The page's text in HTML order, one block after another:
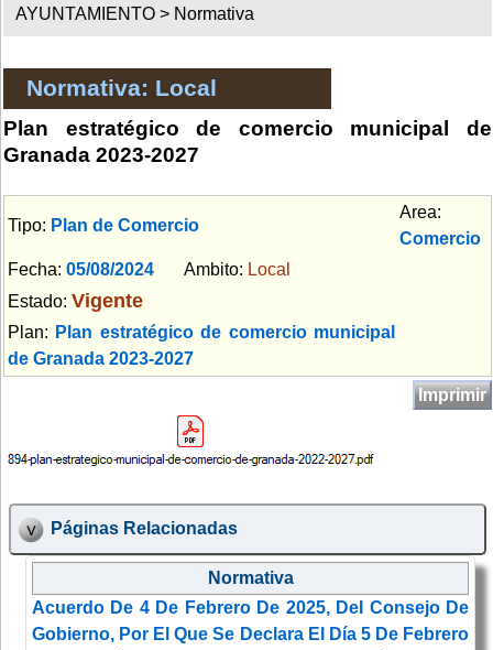
AYUNTAMIENTO > Normativa
Normativa: Local
Plan estratégico de comercio municipal de
Granada 2023-2027
Tipo: Plan de Comercio
Area:
Comercio
Fecha: 05/08/2024 Ambito: Local
Estado: Vigente
Plan: Plan estratégico de comercio municipal
de Granada 2023-2027
Imprimir
Páginas Relacionadas
Normativa
Acuerdo De 4 De Febrero De 2025, Del Consejo De
Gobierno, Por El Que Se Declara El Día 5 De Febrero